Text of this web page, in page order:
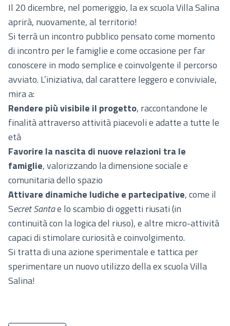
Il 20 dicembre, nel pomeriggio, la ex scuola Villa Salina
aprirà, nuovamente, al territorio!
Si terrà un incontro pubblico pensato come momento
di incontro per le famiglie e come occasione per far
conoscere in modo semplice e coinvolgente il percorso
avviato. L’iniziativa, dal carattere leggero e conviviale,
mira a:
Rendere più visibile il progetto, raccontandone le
finalità attraverso attività piacevoli e adatte a tutte le
età
Favorire la nascita di nuove relazioni tra le
famiglie, valorizzando la dimensione sociale e
comunitaria dello spazio
Attivare dinamiche ludiche e partecipative, come il
Secret Santae lo scambio di oggetti riusati (in
continuità con la logica del riuso), e altre micro-attività
capaci di stimolare curiosità e coinvolgimento.
Si tratta di una azione sperimentale e tattica per
sperimentare un nuovo utilizzo della ex scuola Villa
Salina!